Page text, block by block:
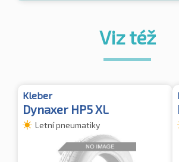
Viz též
Kleber
Dynaxer HP5 XL
Letní pneumatiky